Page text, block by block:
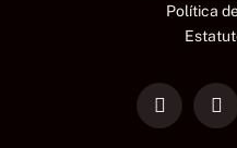
Política
LinkedIn